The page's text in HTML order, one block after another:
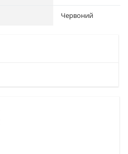
Червоний